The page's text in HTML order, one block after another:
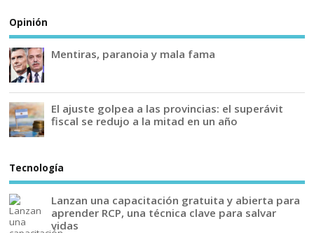
Opinión
Mentiras, paranoia y mala fama
El ajuste golpea a las provincias: el superávit
fiscal se redujo a la mitad en un año
Tecnología
Lanzan una capacitación gratuita y abierta para
aprender RCP, una técnica clave para salvar
vidas